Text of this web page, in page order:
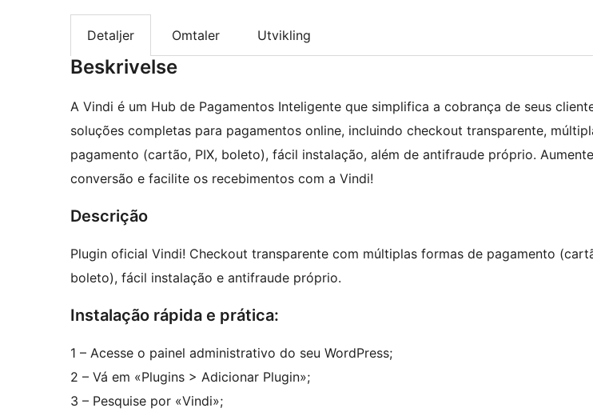
Detaljer Omtaler Utvikling
Beskrivelse
A Vindi é um Hub de Pagamentos Inteligente que simplifica a cobrança de seus
soluções completas para pagamentos online, incluindo checkout transparente,
pagamento (cartão, PIX, boleto), fácil instalação, além de antifraude próprio.
conversão e facilite os recebimentos com a Vindi!
Descrição
Plugin oficial Vindi! Checkout transparente com múltiplas formas de pagamento
boleto), fácil instalação e antifraude próprio.
Instalação rápida e prática:
1 – Acesse o painel administrativo do seu WordPress;
2 – Vá em «Plugins > Adicionar Plugin»;
3 – Pesquise por «Vindi»;